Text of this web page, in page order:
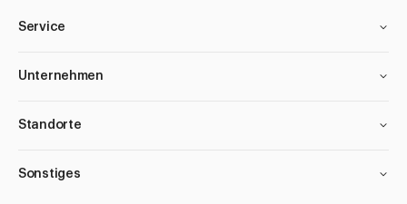
Service
Unternehmen
Standorte
Sonstiges